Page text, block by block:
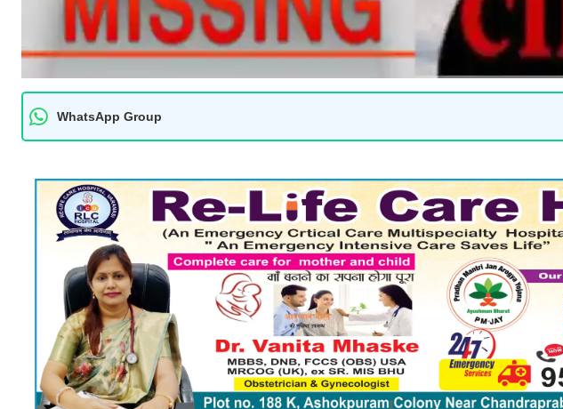
WhatsApp Group